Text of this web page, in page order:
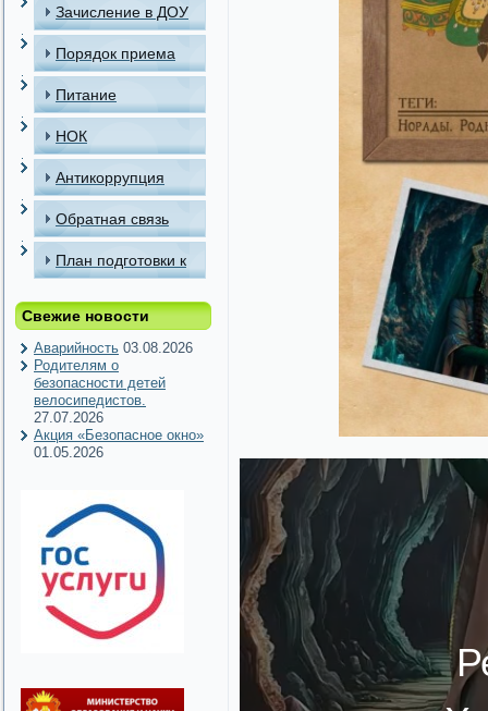
Зачисление в ДОУ
Порядок приема
детей в МАДОУ
Питание
НОК
Антикоррупция
Обратная связь
План подготовки к
периоду
Свежие новости
Аварийность 03.08.2026
Родителям о
безопасности детей
велосипедистов.
27.07.2026
Акция «Безопасное окно»
01.05.2026